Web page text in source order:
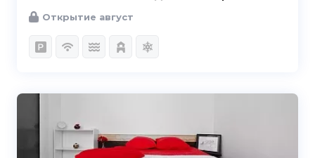
Открытие август